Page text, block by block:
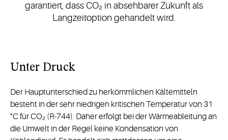
garantiert, dass CO₂ in absehbarer Zukunft als
Langzeitoption gehandelt wird.
Unter Druck
Der Hauptunterschied zu herkömmlichen Kältemitteln
besteht in der sehr niedrigen kritischen Temperatur von 31
°C für CO₂ (R-744). Daher erfolgt bei der Wärmeableitung an
die Umwelt in der Regel keine Kondensation von